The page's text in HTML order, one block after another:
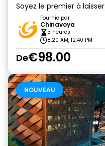
Soyez le premier à
Fournie par
Chinavoya
5 heures
8:20 AM, 12:40 PM
De€98.00
NOUVEAU